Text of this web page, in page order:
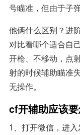
号瞄准，但由于子
他俩什么区别？进
对比看哪个适合自
开枪、不移动，点
射的时候辅助瞄准
无操作。
cf开辅助应该
1、打开微信，进